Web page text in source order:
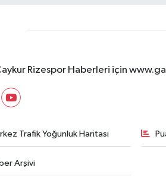
Rizespor Haberleri için
Trafik Yoğunluk Haritası
Arşivi